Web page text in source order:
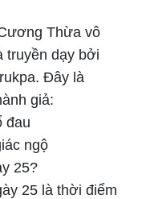
Thừa vô
truyền dạy bởi
Đây là
giả:
đau
ngộ
25?
25 là thời điểm